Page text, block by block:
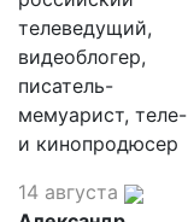
телеведущий,
видеоблогер,
писатель-
мемуарист, теле-
и кинопродюсер
14 августа